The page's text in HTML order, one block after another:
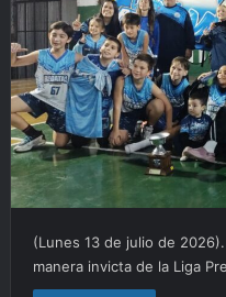
(Lunes 13 de julio de
manera invicta de la Liga